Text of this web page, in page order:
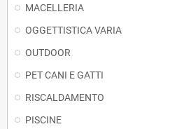
MACELLERIA
OGGETTISTICA VARIA
OUTDOOR
PET CANI E GATTI
RISCALDAMENTO
PISCINE